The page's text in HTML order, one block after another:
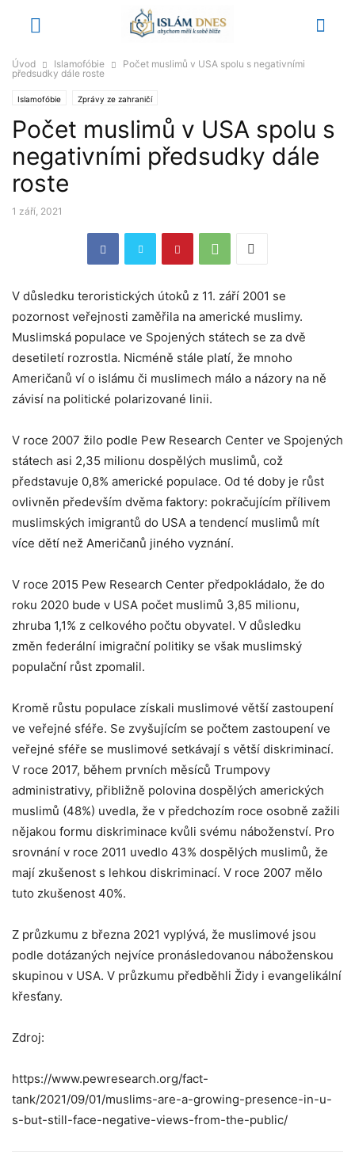
Úvod Islamofóbie
Počet muslimů v USA spolu s negativními
předsudky dále roste
Islamofóbie Zprávy ze zahraničí
Počet muslimů v USA spolu s
negativními předsudky dále
roste
1 září, 2021
V důsledku teroristických útoků z 11. září 2001 se
pozornost veřejnosti zaměřila na americké muslimy.
Muslimská populace ve Spojených státech se za dvě
desetiletí rozrostla. Nicméně stále platí, že mnoho
Američanů ví o islámu či muslimech málo a názory na ně
závisí na politické polarizované linii.
V roce 2007 žilo podle Pew Research Center ve Spojených
státech asi 2,35 milionu dospělých muslimů, což
představuje 0,8% americké populace. Od té doby je růst
ovlivněn především dvěma faktory: pokračujícím přílivem
muslimských imigrantů do USA a tendencí muslimů mít
více dětí než Američanů jiného vyznání.
V roce 2015 Pew Research Center předpokládalo, že do
roku 2020 bude v USA počet muslimů 3,85 milionu,
zhruba 1,1% z celkového počtu obyvatel. V důsledku
změn federální imigrační politiky se však muslimský
populační růst zpomalil.
Kromě růstu populace získali muslimové větší zastoupení
ve veřejné sféře. Se zvyšujícím se počtem zastoupení ve
veřejné sféře se muslimové setkávají s větší diskriminací.
V roce 2017, během prvních měsíců Trumpovy
administrativy, přibližně polovina dospělých amerických
muslimů (48%) uvedla, že v předchozím roce osobně zažili
nějakou formu diskriminace kvůli svému náboženství. Pro
srovnání v roce 2011 uvedlo 43% dospělých muslimů, že
mají zkušenost s lehkou diskriminací. V roce 2007 mělo
tuto zkušenost 40%.
Z průzkumu z března 2021 vyplývá, že muslimové jsou
podle dotázaných nejvíce pronásledovanou náboženskou
skupinou v USA. V průzkumu předběhli Židy i evangelikální
křesťany.
Zdroj:
https://www.pewresearch.org/fact-
tank/2021/09/01/muslims-are-a-growing-presence-in-u-
s-but-still-face-negative-views-from-the-public/